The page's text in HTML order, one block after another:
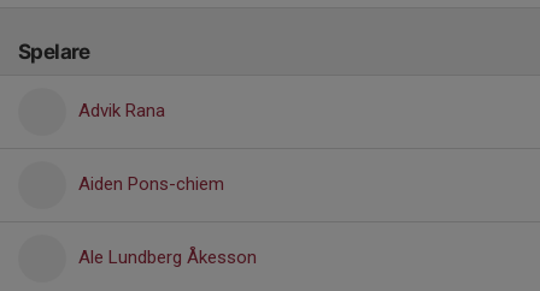
Spelare
Advik Rana
Aiden Pons-chiem
Ale Lundberg Åkesson